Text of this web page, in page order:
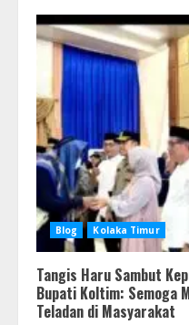
Blog Kolaka Timur
Tangis Haru Sambut
Bupati Koltim: Semoga
Teladan di Masyarakat